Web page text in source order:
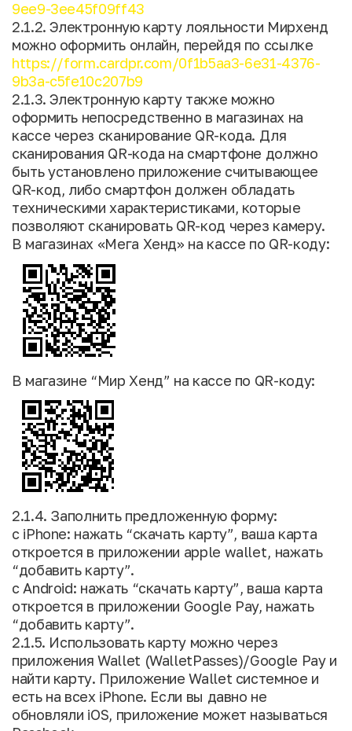
9ee9-3ee45f09ff43
2.1.2. Электронную карту лояльности Мирхенд
можно оформить онлайн, перейдя по ссылке
https://form.cardpr.com/0f1b5aa3-6e31-4376-
9b3a-c5fe10c207b9
2.1.3. Электронную карту также можно
оформить непосредственно в магазинах на
кассе через сканирование QR-кода. Для
сканирования QR-кода на смартфоне должно
быть установлено приложение считывающее
QR-код, либо смартфон должен обладать
техническими характеристиками, которые
позволяют сканировать QR-код через камеру.
В магазинах «Мега Хенд» на кассе по QR-коду:
В магазине “Мир Хенд” на кассе по QR-коду:
2.1.4. Заполнить предложенную форму:
с iPhone: нажать “скачать карту”, ваша карта
откроется в приложении apple wallet, нажать
“добавить карту”.
с Android: нажать “скачать карту”, ваша карта
откроется в приложении Google Pay, нажать
“добавить карту”.
2.1.5. Использовать карту можно через
приложения Wallet (WalletPasses)/Google Pay и
найти карту. Приложение Wallet системное и
есть на всех iPhone. Если вы давно не
обновляли iOS, приложение может называться